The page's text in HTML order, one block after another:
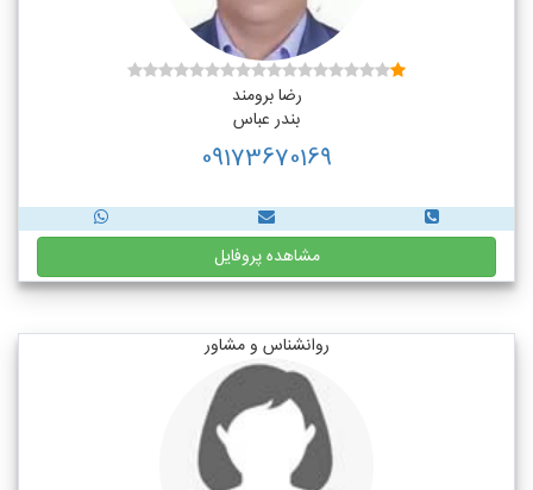
رضا برومند
بندر عباس
09173670169
مشاهده پروفایل
روانشناس و مشاور